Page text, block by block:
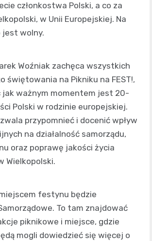
członkostwa Polski, a co za
w Unii Europejskiej. Na
wolny.
Woźniak zachęca wszystkich
świętowania na Pikniku na FEST!,
jak ważnym momentem jest 20-
Polski w rodzinie europejskiej.
przypomnieć i docenić wpływ
na działalność samorządu,
oraz poprawę jakości życia
Wielkopolski.
festynu będzie
To tam znajdować
piknikowe i miejsce, gdzie
mogli dowiedzieć się więcej o